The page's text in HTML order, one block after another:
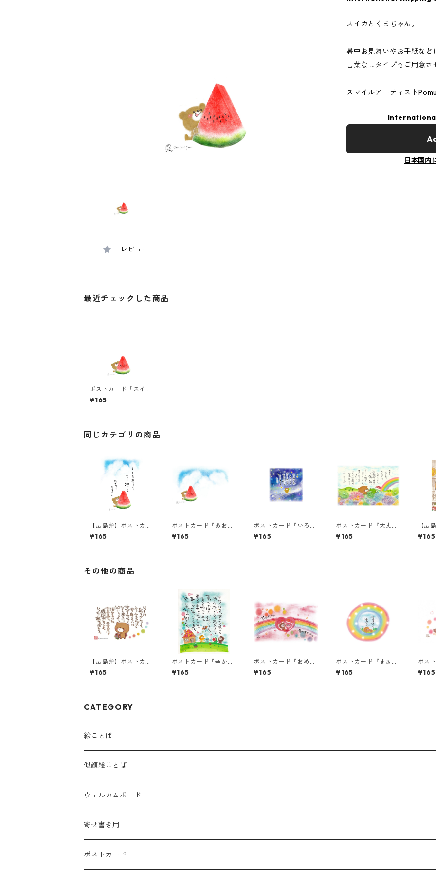
スイカとくまちゃん。
暑中お見舞いやお手紙な
言葉なしタイプもご用意
スマイルアーティスト
日本国内
レビュー
最近チェックした商品
ポストカード『スイカ
とくまちゃん』
¥165
同じカテゴリの商品
【広島弁】ポストカー
ド『まぁそがにあせら
んと』
¥165
ポストカード『あおぞ
らと、スイカくまちゃ
ん（言葉なし）』
¥165
ポストカード『いろん
なことがあるけれど』
¥165
ポストカード『大丈
夫、大丈夫。その涙
は、たからもの。』
¥165
【広
ド『
¥165
その他の商品
【広島弁】ポストカー
ド『いつもは恥ずかし
ゅーて』
¥165
ポストカード『辛かっ
た日々も、苦しかった
思いも・・・』
¥165
ポストカード『おめで
とうが 届きますよう
に。』
¥165
ポストカード『まぁる
く、まぁるく。』
¥165
ポス
とう
¥165
CATEGORY
絵ことば
似顔絵ことば
ウェルカムボード
寄せ書き用
ポストカード